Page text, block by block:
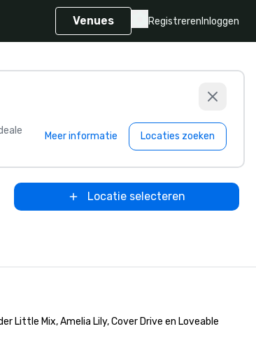
Venues Registreren Inloggen
Meer informatie Locaties zoeken
Locatie selecteren
Little Mix, Amelia Lily, Cover Drive en Loveable